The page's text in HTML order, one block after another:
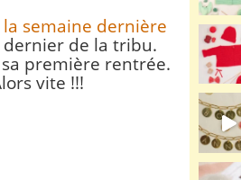
la semaine dernière
de la tribu.
première rentrée.
vite !!!